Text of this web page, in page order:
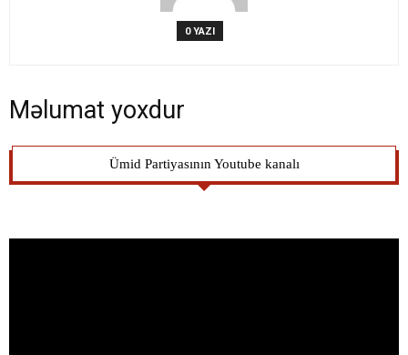
0 YAZI
Məlumat yoxdur
Ümid Partiyasının Youtube kanalı